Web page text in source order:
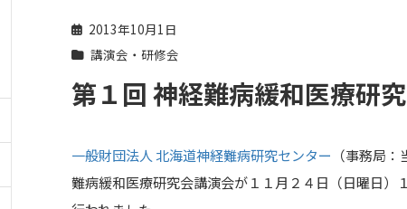
2013年10月1日
講演会・研修会
第１回 神経難病緩和医療研
一般財団法人 北海道神経難病研究センター （事務局
難病緩和医療研究会講演会が１１月２４日（日曜日）